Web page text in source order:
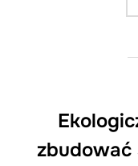
zbudować